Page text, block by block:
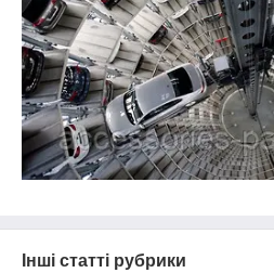
Інші статті рубрики